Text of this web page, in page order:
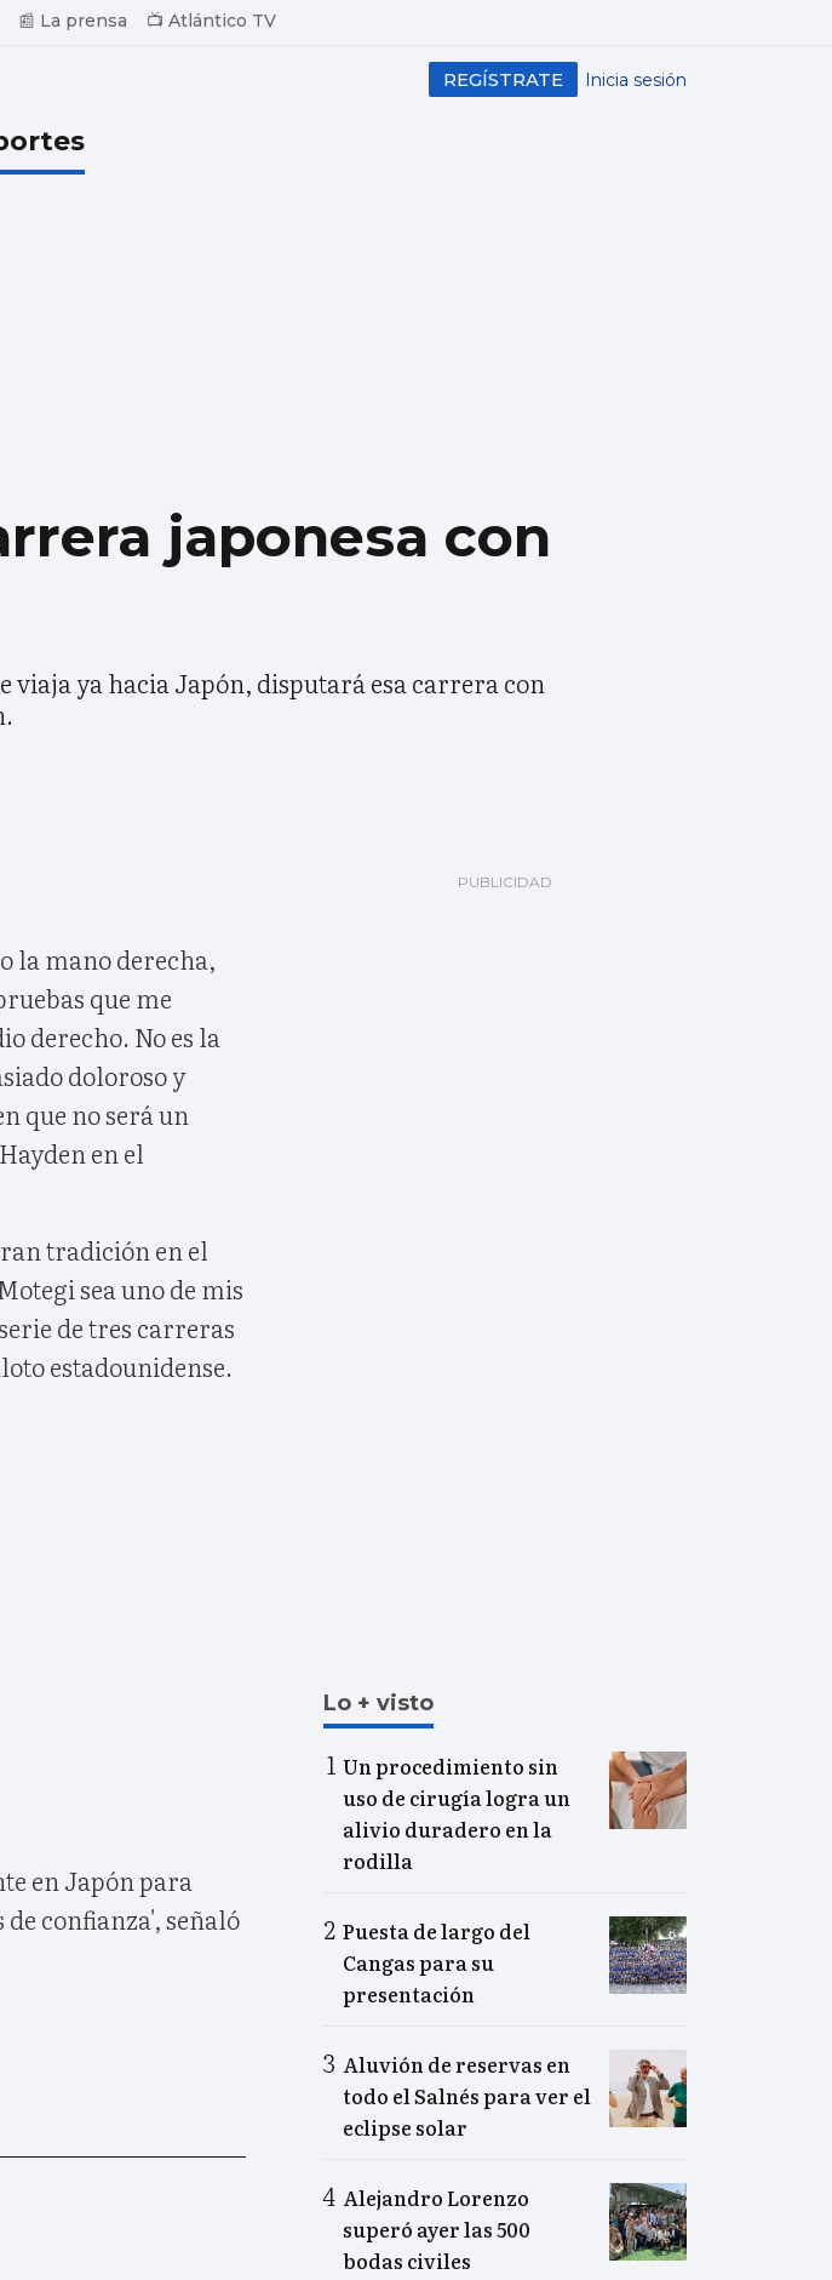
📰 La prensa 📺 Atlántico TV
Inicia sesión
REGÍSTRATE
japonesa con
viaja ya hacia Japón, disputará esa carrera con
la mano derecha,
que me
derecho. No es la
doloroso y
que no será un
en el
tradición en el
sea uno de mis
de tres carreras
estadounidense.
en Japón para
confianza', señaló
Lo + visto
Un procedimiento sin
uso de cirugía logra un
alivio duradero en la
rodilla
Puesta de largo del
Cangas para su
presentación
Aluvión de reservas en
todo el Salnés para ver el
eclipse solar
Alejandro Lorenzo
superó ayer las 500
bodas civiles